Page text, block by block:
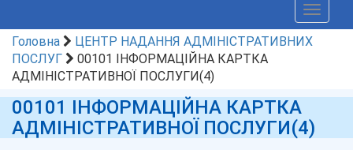
Toggle
Головна
ЦЕНТР НАДАННЯ АДМІНІСТРАТИВНИХ
ПОСЛУГ
00101 ІНФОРМАЦІЙНА КАРТКА
АДМІНІСТРАТИВНОЇ ПОСЛУГИ(4)
00101 ІНФОРМАЦІЙНА КАРТКА
АДМІНІСТРАТИВНОЇ ПОСЛУГИ(4)